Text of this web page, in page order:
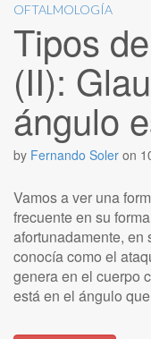
OFTALMOLOGÍA
Tipos
(II):
ángulo
by Fernando Soler on
Vamos a ver una
frecuente en su
afortunadamente, en
conocía como el
genera en el cuerpo
está en el ángulo